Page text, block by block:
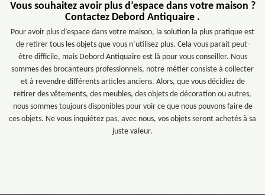
Vous souhaitez avoir plus d’espace dans votre maison ?
Contactez Debord Antiquaire .
Pour avoir plus d’espace dans votre maison, la solution la plus pratique est
de retirer tous les objets que vous n’utilisez plus. Cela vous parait peut-
être difficile, mais Debord Antiquaire est là pour vous conseiller. Nous
sommes des brocanteurs professionnels, notre métier consiste à collecter
et à revendre différents articles anciens. Alors, que vous décidiez de
retirer des vêtements, des meubles, des objets de décoration ou autres,
nous sommes toujours disponibles pour voir ce que nous pouvons faire de
ces objets. Ne vous inquiétez pas, avec nous, vos objets seront achetés à sa
juste valeur.